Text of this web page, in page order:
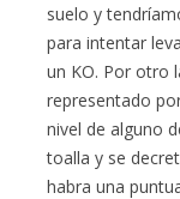
suelo y
para intentar
un KO. Por otro
representado
nivel de alguno
toalla y se
habra una